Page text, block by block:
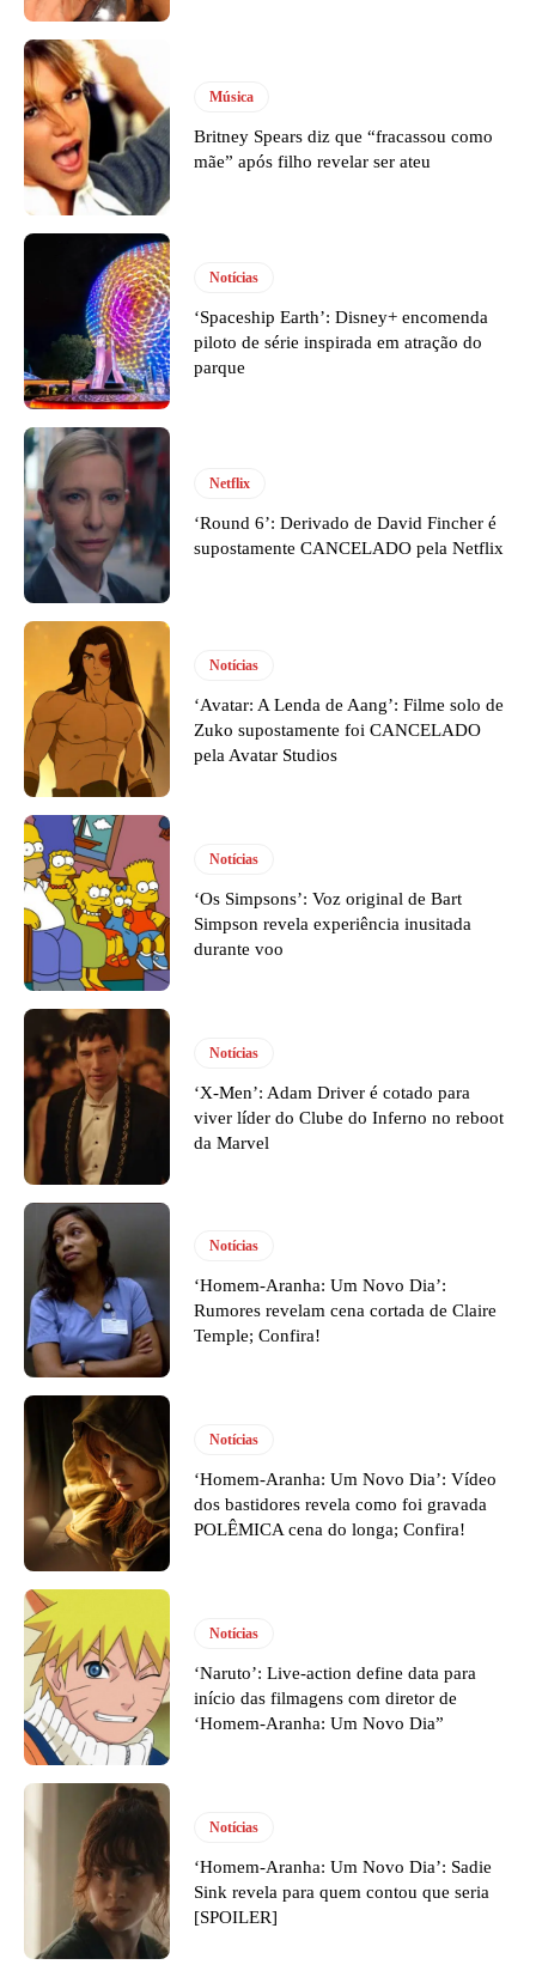
Música
Britney Spears diz que “fracassou como
mãe” após filho revelar ser ateu
Notícias
‘Spaceship Earth’: Disney+ encomenda
piloto de série inspirada em atração do
parque
Netflix
‘Round 6’: Derivado de David Fincher é
supostamente CANCELADO pela Netflix
Notícias
‘Avatar: A Lenda de Aang’: Filme solo de
Zuko supostamente foi CANCELADO
pela Avatar Studios
Notícias
‘Os Simpsons’: Voz original de Bart
Simpson revela experiência inusitada
durante voo
Notícias
‘X-Men’: Adam Driver é cotado para
viver líder do Clube do Inferno no reboot
da Marvel
Notícias
‘Homem-Aranha: Um Novo Dia’:
Rumores revelam cena cortada de Claire
Temple; Confira!
Notícias
‘Homem-Aranha: Um Novo Dia’: Vídeo
dos bastidores revela como foi gravada
POLÊMICA cena do longa; Confira!
Notícias
‘Naruto’: Live-action define data para
início das filmagens com diretor de
‘Homem-Aranha: Um Novo Dia”
Notícias
‘Homem-Aranha: Um Novo Dia’: Sadie
Sink revela para quem contou que seria
[SPOILER]